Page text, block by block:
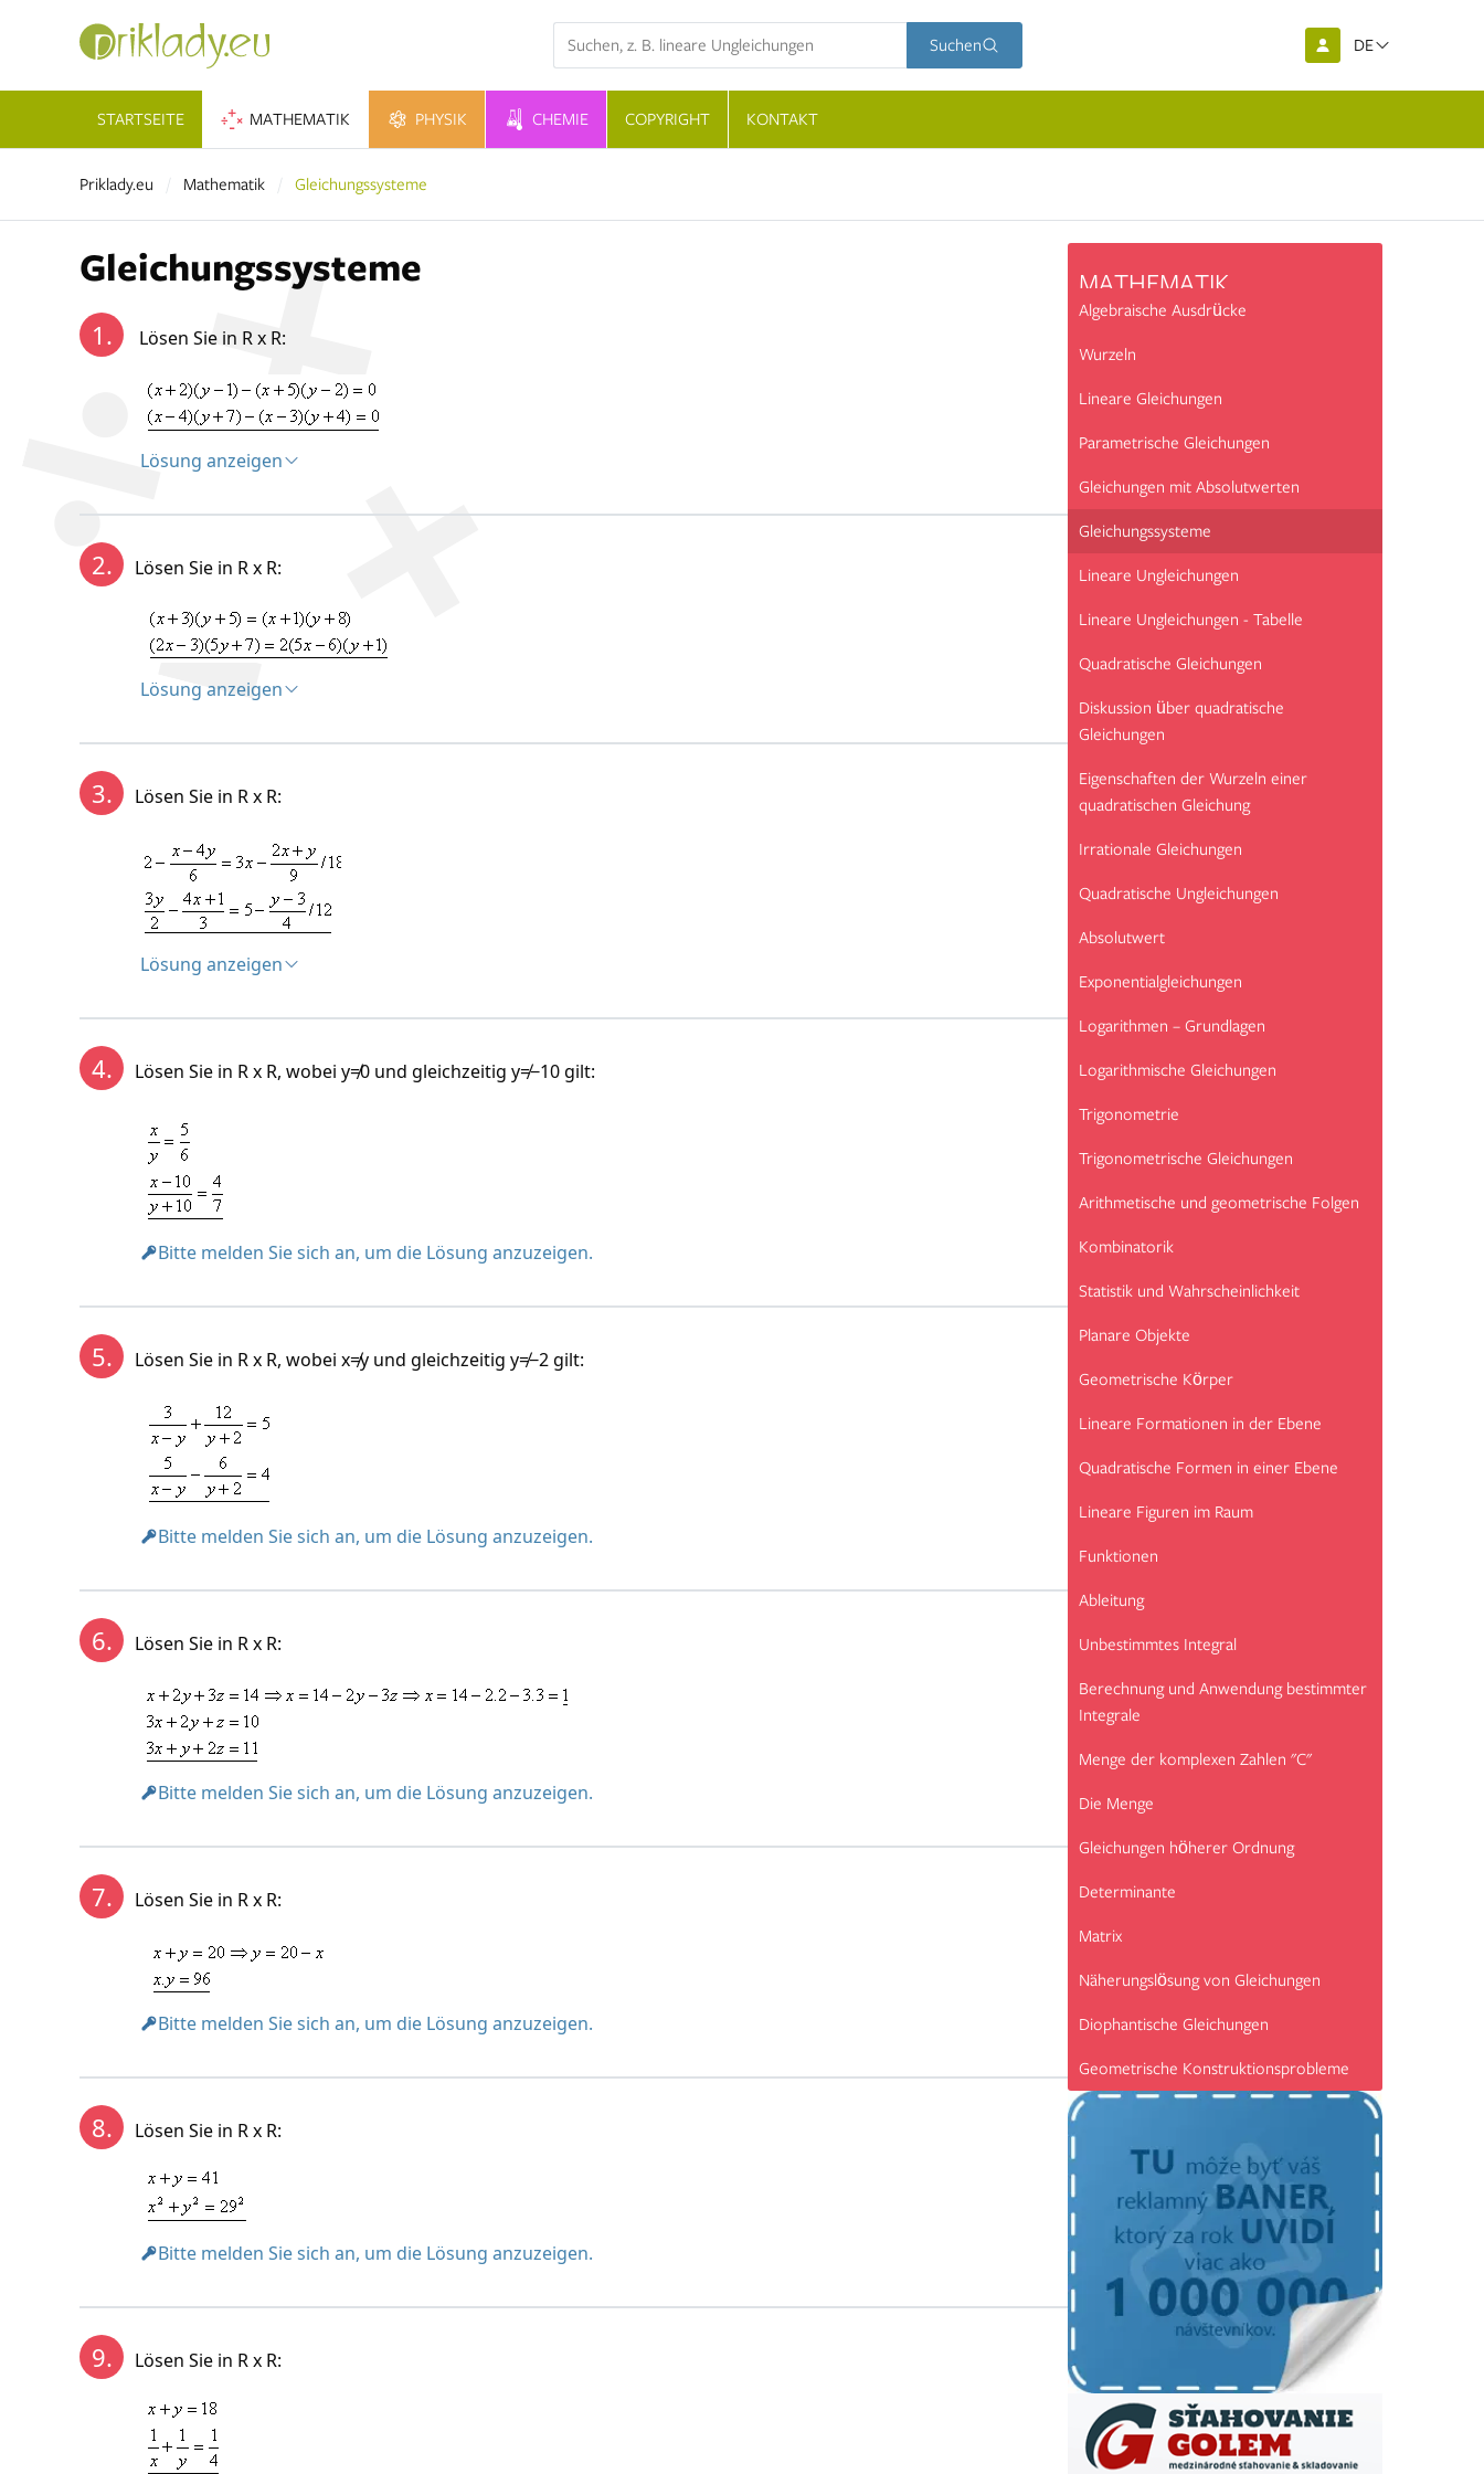
Suchbegriff Suchen DE
STARTSEITE MATHEMATIK PHYSIK CHEMIE COPYRIGHT KONTAKT
Priklady.eu Mathematik Gleichungssysteme
Gleichungssysteme
1. Lösen Sie in R x R:
Lösung anzeigen
2. Lösen Sie in R x R:
Lösung anzeigen
3. Lösen Sie in R x R:
Lösung anzeigen
4. Lösen Sie in R x R, wobei y≠0 und gleichzeitig y≠−10 gilt:
Bitte melden Sie sich an, um die Lösung anzuzeigen.
5. Lösen Sie in R x R, wobei x≠y und gleichzeitig y≠−2 gilt:
Bitte melden Sie sich an, um die Lösung anzuzeigen.
6. Lösen Sie in R x R:
Bitte melden Sie sich an, um die Lösung anzuzeigen.
7. Lösen Sie in R x R:
Bitte melden Sie sich an, um die Lösung anzuzeigen.
8. Lösen Sie in R x R:
Bitte melden Sie sich an, um die Lösung anzuzeigen.
9. Lösen Sie in R x R:
MATHEMATIK
Algebraische Ausdrücke
Wurzeln
Lineare Gleichungen
Parametrische Gleichungen
Gleichungen mit Absolutwerten
Gleichungssysteme
Lineare Ungleichungen
Lineare Ungleichungen - Tabelle
Quadratische Gleichungen
Diskussion über quadratische
Gleichungen
Eigenschaften der Wurzeln einer
quadratischen Gleichung
Irrationale Gleichungen
Quadratische Ungleichungen
Absolutwert
Exponentialgleichungen
Logarithmen – Grundlagen
Logarithmische Gleichungen
Trigonometrie
Trigonometrische Gleichungen
Arithmetische und geometrische Folgen
Kombinatorik
Statistik und Wahrscheinlichkeit
Planare Objekte
Geometrische Körper
Lineare Formationen in der Ebene
Quadratische Formen in einer Ebene
Lineare Figuren im Raum
Funktionen
Ableitung
Unbestimmtes Integral
Berechnung und Anwendung bestimmter
Integrale
Menge der komplexen Zahlen "C"
Die Menge
Gleichungen höherer Ordnung
Determinante
Matrix
Näherungslösung von Gleichungen
Diophantische Gleichungen
Geometrische Konstruktionsprobleme